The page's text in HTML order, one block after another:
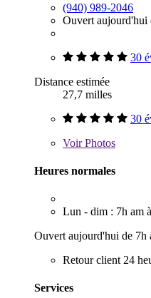
(940) 989-2046
Ouvert aujourd'hui
30
Distance estimée
27,7 milles
30
VoirPhotos
Heures normales
Lun - dim : 7h am
Ouvert aujourd'hui de 7h
Retour client 24
Services